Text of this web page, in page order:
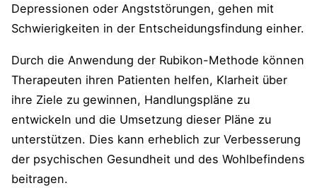
Depressionen oder Angststörungen, gehen mit
Schwierigkeiten in der Entscheidungsfindung einher.
Durch die Anwendung der Rubikon-Methode können
Therapeuten ihren Patienten helfen, Klarheit über
ihre Ziele zu gewinnen, Handlungspläne zu
entwickeln und die Umsetzung dieser Pläne zu
unterstützen. Dies kann erheblich zur Verbesserung
der psychischen Gesundheit und des Wohlbefindens
beitragen.